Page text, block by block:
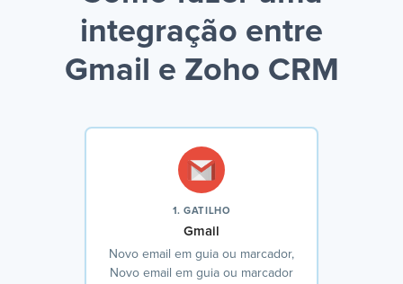
integração entre
Gmail e Zoho CRM
1. GATILHO
Gmail
Novo email em guia ou marcador,
Novo email em guia ou marcador